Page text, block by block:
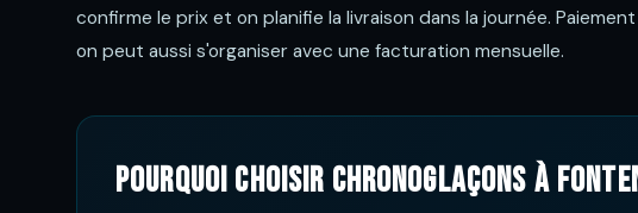
confirme le prix et on planifie la livraison dans la journée.
on peut aussi s'organiser avec une facturation mensuelle.
Pourquoi choisir ChronoGlaçons à